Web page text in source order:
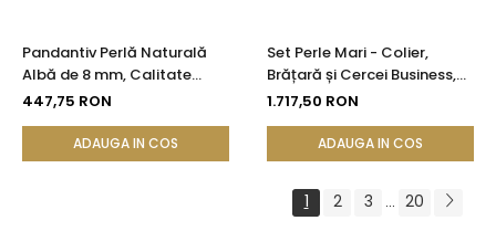
Pandantiv Perlă Naturală
Albă de 8 mm, Calitate
AAA+ și Aur 14K (aur 585) |
447,75 RON
ADAUGA IN COS
Set Perle Mari - Colier,
Brățară și Cercei Business,
Argint 925, Perle Naturale
KASKADDA®
1.717,50 RON
ADAUGA IN COS
1 2 3 ... 20